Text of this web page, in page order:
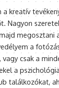
a kreatív
Nagyon
megosztani
a
csak a
a
találkozókat,